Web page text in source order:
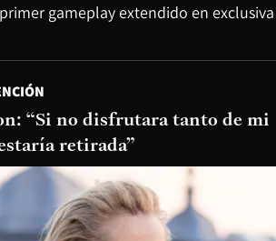
gameplay extendido en exclusiva
“Si no disfrutara tanto de mi
retirada”